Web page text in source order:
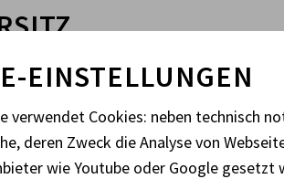
STV.
FRÜHWIRTH
EINSTELLUNGEN
verwendet Cookies: neben technisch
deren Zweck die Analyse von
wie Youtube oder Google gesetzt